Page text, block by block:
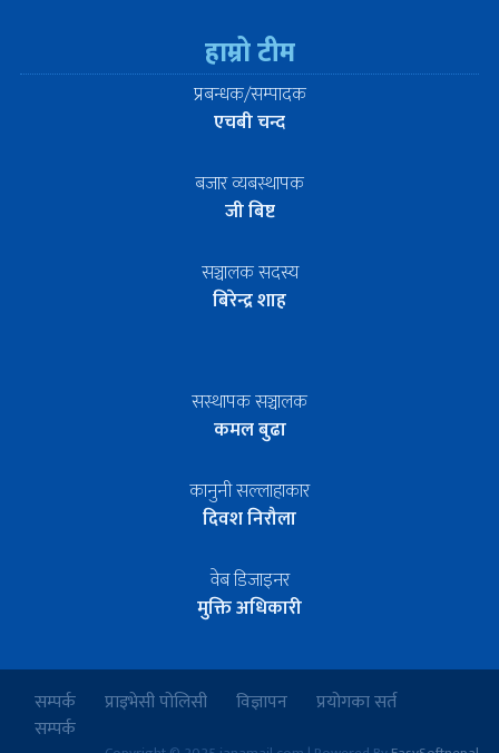
हाम्रो टीम
प्रबन्धक/सम्पादक
एचबी चन्द
बजार व्यबस्थापक
जी बिष्ट
सञ्चालक सदस्य
बिरेन्द्र शाह
सस्थापक सञ्चालक
कमल बुढा
कानुनी सल्लाहाकार
दिवश निरौला
वेब डिजाइनर
मुक्ति अधिकारी
सम्पर्क प्राइभेसी पोलिसी विज्ञापन
प्रयोगका सर्त
सम्पर्क